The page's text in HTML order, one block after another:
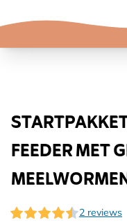
FEEDER MET
2 reviews